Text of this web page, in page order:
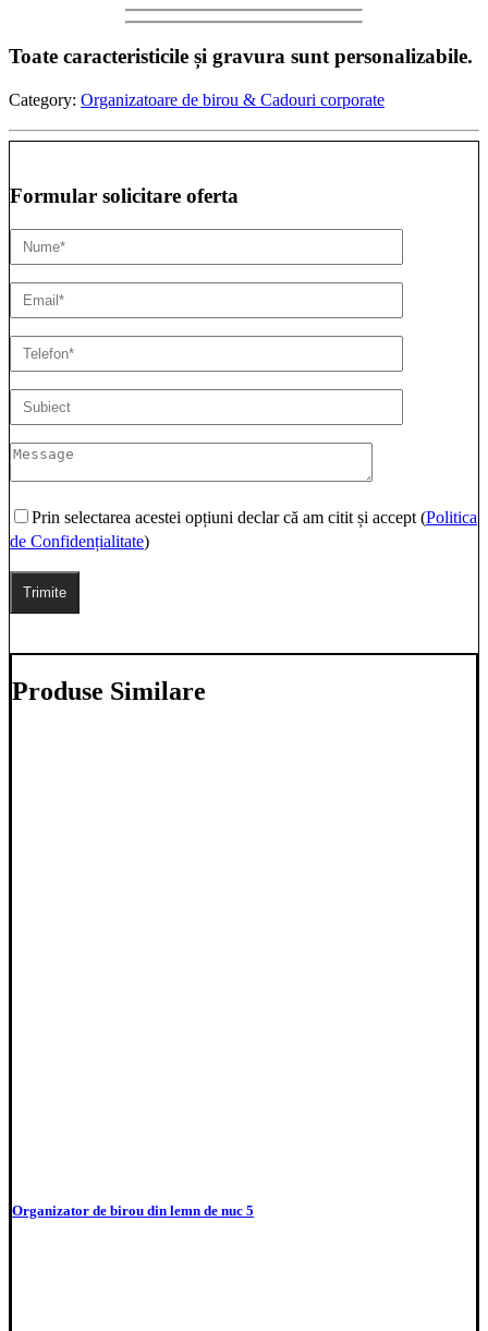
Toate caracteristicile și gravura sunt personalizabile.
Category: Organizatoare de birou & Cadouri corporate
Formular solicitare oferta
Prin selectarea acestei opțiuni declar că am citit și accept (Politica
de Confidențialitate)
Produse Similare
Organizator de birou din lemn de nuc 5